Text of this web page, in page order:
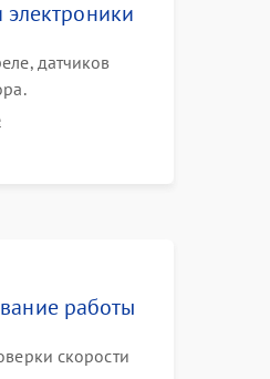
электроники
датчиков
системы No
работы
скорости